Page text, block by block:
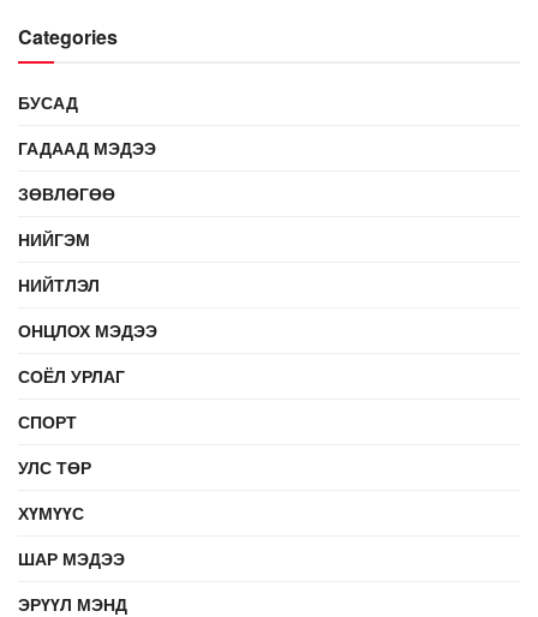
Categories
БУСАД
ГАДААД МЭДЭЭ
ЗӨВЛӨГӨӨ
НИЙГЭМ
НИЙТЛЭЛ
ОНЦЛОХ МЭДЭЭ
СОЁЛ УРЛАГ
СПОРТ
УЛС ТӨР
ХҮМҮҮС
ШАР МЭДЭЭ
ЭРҮҮЛ МЭНД